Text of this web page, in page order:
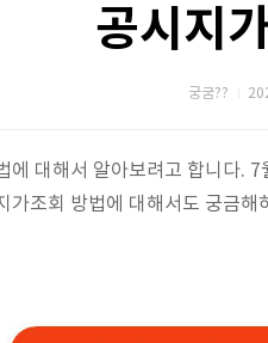
공시지
궁굼??
에 대해서 알아보려고 합니다.
가조회 방법에 대해서도 궁금해